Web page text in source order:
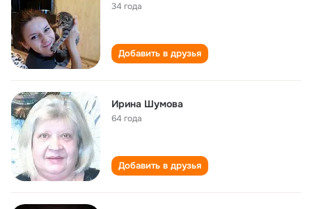
34 года
Добавить в друзья
Ирина Шумова
64 года
Добавить в друзья